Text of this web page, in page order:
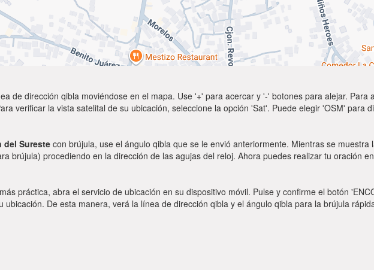
de dirección qibla moviéndose en el mapa. Use '+' para acercar y '-' botones para alejar. Para
verificar la vista satelital de su ubicación, seleccione la opción 'Sat'. Puede elegir 'OSM' para
del Sureste con brújula, use el ángulo qibla que se le envió anteriormente. Mientras se muestra
brújula) procediendo en la dirección de las agujas del reloj. Ahora puedes realizar tu oración
práctica, abra el servicio de ubicación en su dispositivo móvil. Pulse y confirme el botón
De esta manera, verá la línea de dirección qibla y el ángulo qibla para la brújula